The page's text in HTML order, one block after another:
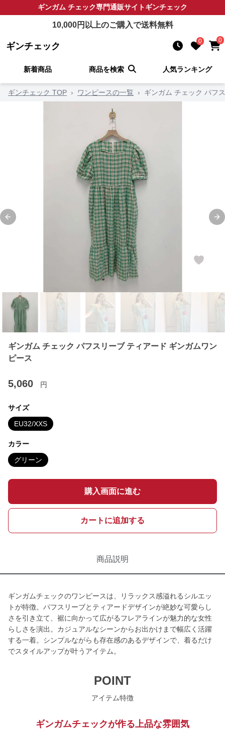
ギンガム チェック専門通販サイトギンチェック
10,000円以上のご購入で送料無料
ギンチェック 0 0
新着商品 商品を検索 人気ランキング
ギンチェック TOP › ワンピースの一覧 › ギンガム チェック パフ
Previous slide
ギンガム チェック パフスリーブ ティアード ギンガムワン
ピース
5,060 円
サイズ
EU32/XXS
カラー
グリーン
購入画面に進む
カートに追加する
商品説明
ギンガムチェックのワンピースは、リラックス感溢れるシルエッ
トが特徴。パフスリーブとティアードデザインが絶妙な可愛らし
さを引き立て、裾に向かって広がるフレアラインが魅力的な女性
らしさを演出。カジュアルなシーンからお出かけまで幅広く活躍
する一着。シンプルながらも存在感のあるデザインで、着るだけ
でスタイルアップが叶うアイテム。
POINT
アイテム特徴
ギンガムチェックが作る上品な雰囲気